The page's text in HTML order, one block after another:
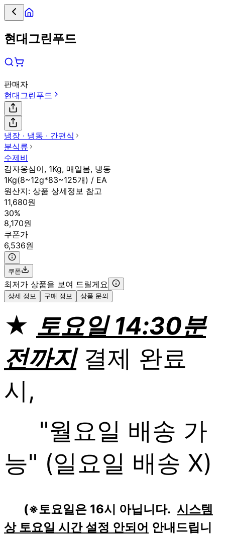
현대그린푸드
판매자
현대그린푸드
냉장 ∙ 냉동 ∙ 간편식
분식류
수제비
감자옹심이, 1Kg, 매일봄, 냉동
1Kg(8~12g*83~125개) / EA
원산지: 상품 상세정보 참고
11,680원
30%
8,170원
쿠폰가
6,536원
쿠폰
최저가 상품을 보여 드릴게요
상세 정보 구매 정보 상품 문의
★ 토요일 14:30분
전까지결제 완료
시,
"월요일 배송 가
능" (일요일 배송 X)
(※토요일은 16시 아닙니다. 시스템
상 토요일 시간 설정 안되어 안내드립니